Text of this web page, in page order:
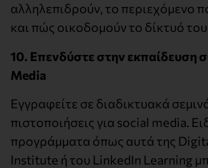
αλληλεπιδρούν, το περιεχόμενο
και πώς οικοδομούν το δίκτυό
10. Επενδύστε στην εκπαίδευση
Media
Εγγραφείτε σε διαδικτυακά
πιστοποιήσεις για social media.
προγράμματα όπως αυτά της
Institute ή του LinkedIn Learning